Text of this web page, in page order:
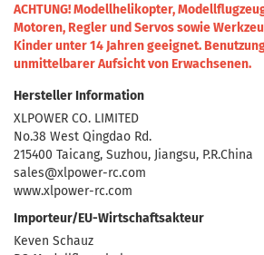
ACHTUNG! Modellhelikopter,
Motoren, Regler und Servos sowie
Kinder unter 14 Jahren geeignet.
unmittelbarer Aufsicht von Erwachsenen.
Hersteller Information
XLPOWER CO. LIMITED
No.38 West Qingdao Rd.
215400 Taicang, Suzhou, Jiangsu, P.R.China
sales@xlpower-rc.com
www.xlpower-rc.com
Importeur/EU-Wirtschaftsakteur
Keven Schauz